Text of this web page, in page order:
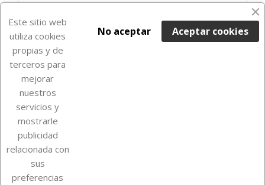

Este sitio web
utiliza cookies
propias y de
terceros para
mejorar
nuestros
servicios y
mostrarle
publicidad
relacionada con
sus
preferencias
Aceptar cookies
No aceptar